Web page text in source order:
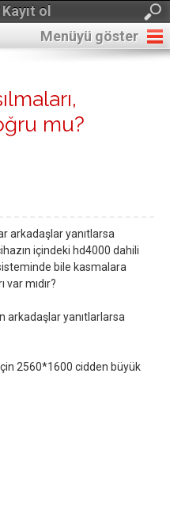
ol
Menüyü göster
mu?
arkadaşlar yanıtlarsa
içindeki hd4000 dahili
bile kasmalara
mıdır?
arkadaşlar yanıtlarlarsa
2560*1600 cidden büyük